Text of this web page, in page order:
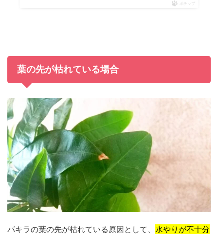
ポチップ
葉の先が枯れている場合
パキラの葉の先が枯れている原因として、 水やりが不十分